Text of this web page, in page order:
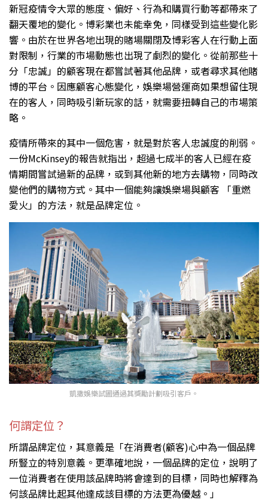
新冠疫情令大眾的態度、偏好、行為和購買行動等都帶來了
翻天覆地的變化。博彩業也未能幸免，同樣受到這些變化影
響。由於在世界各地出現的賭場關閉及博彩客人在行動上面
對限制，行業的市場動態也出現了劇烈的變化。從前那些十
分「忠誠」的顧客現在都嘗試著其他品牌，或者尋求其他賭
博的平台。因應顧客心態變化，娛樂場營運商如果想留住現
在的客人，同時吸引新玩家的話，就需要扭轉自己的市場策
略。
疫情所帶來的其中一個危害，就是對於客人忠誠度的削弱。
一份McKinsey的報告就指出，超過七成半的客人已經在疫
情期間嘗試過新的品牌，或到其他新的地方去購物，同時改
變他們的購物方式。其中一個能夠讓娛樂場與顧客 「重燃
愛火」的方法，就是品牌定位。
凱撒娛樂試圖通過其獎勵計劃吸引客戶。
何謂定位？
所謂品牌定位，其意義是「在消費者(顧客)心中為一個品牌
所豎立的特別意義。更準確地說，一個品牌的定位，說明了
一位消費者在使用該品牌時將會達到的目標，同時也解釋為
何該品牌比起其他達成該目標的方法更為優越。」